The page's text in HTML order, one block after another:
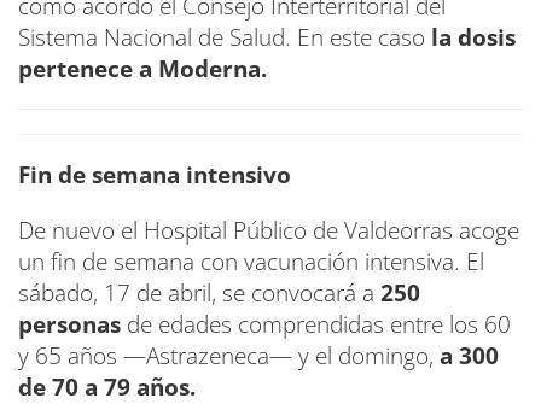
Sistema Nacional de Salud. En este caso la dosis
pertenece a Moderna.
Fin de semana intensivo
De nuevo el Hospital Público de Valdeorras acoge
un fin de semana con vacunación intensiva. El
sábado, 17 de abril, se convocará a 250
personas de edades comprendidas entre los 60
y 65 años —Astrazeneca— y el domingo, a 300
de 70 a 79 años.